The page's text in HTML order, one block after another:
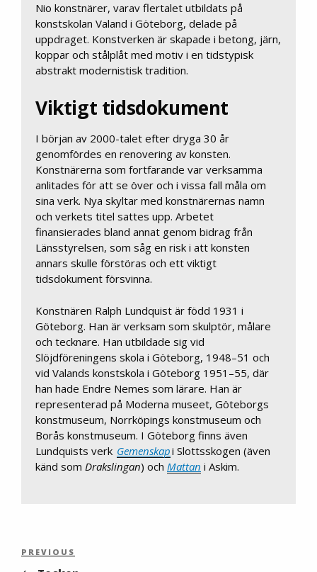
Nio konstnärer, varav flertalet utbildats på
konstskolan Valand i Göteborg, delade på
uppdraget. Konstverken är skapade i betong, järn,
koppar och stålplåt med motiv i en tidstypisk
abstrakt modernistisk tradition.
Viktigt tidsdokument
I början av 2000-talet efter dryga 30 år
genomfördes en renovering av konsten.
Konstnärerna som fortfarande var verksamma
anlitades för att se över och i vissa fall måla om
sina verk. Nya skyltar med konstnärernas namn
och verkets titel sattes upp. Arbetet
finansierades bland annat genom bidrag från
Länsstyrelsen, som såg en risk i att konsten
annars skulle förstöras och ett viktigt
tidsdokument försvinna.
Konstnären Ralph Lundquist är född 1931 i
Göteborg. Han är verksam som skulptör, målare
och tecknare. Han utbildade sig vid
Slöjdföreningens skola i Göteborg, 1948–51 och
vid Valands konstskola i Göteborg 1951–55, där
han hade Endre Nemes som lärare. Han är
representerad på Moderna museet, Göteborgs
konstmuseum, Norrköpings konstmuseum och
Borås konstmuseum. I Göteborg finns även
Lundquists verk Gemenskapi Slottsskogen (även
känd som Drakslingan) och Mattan i Askim.
Inläggsnavigering
Previous
PREVIOUS